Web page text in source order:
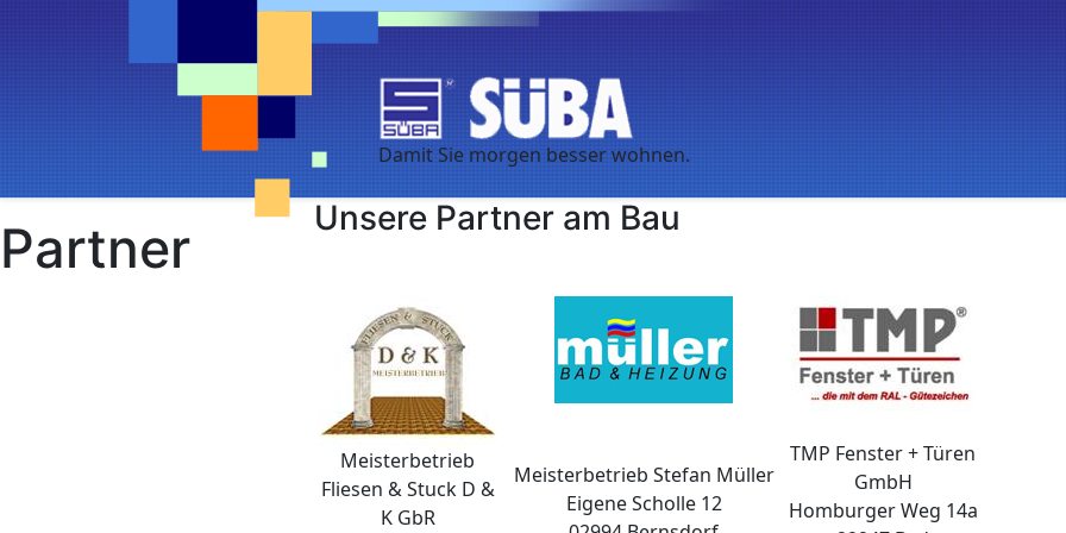
Partner Unsere Partner am Bau
Meisterbetrieb
Fliesen & Stuck D &
K GbR
Meisterbetrieb Stefan Müller
Eigene Scholle 12
TMP Fenster + Türen
GmbH
Homburger Weg 14a